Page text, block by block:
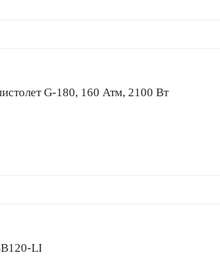
Мойка высокого давления STEHER HPW-160, пистолет G-180, 160 Атм, 2100 Вт
дрель шуруповерт BOSCH GSB120-LI